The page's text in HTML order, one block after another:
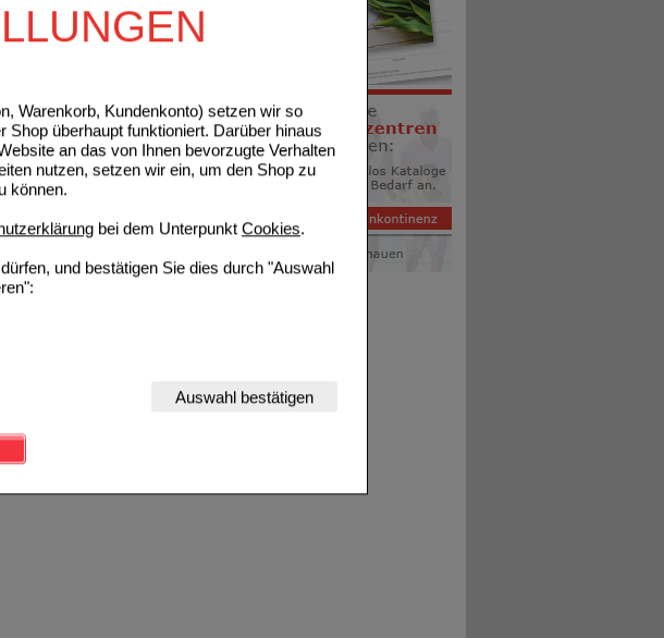
Warenkorb, Kundenkonto) setzen wir so
überhaupt funktioniert. Darüber hinaus
an das von Ihnen bevorzugte Verhalten
nutzen, setzen wir ein, um den Shop zu
können.
bei dem Unterpunkt Cookies.
und bestätigen Sie dies durch "Auswahl
Grundfunktionen unserer Website
auf diese nicht verzichtet werden kann.
ansprechender zu gestalten,
Seite an bevorzugte Verhaltensweisen (z.B.
können, den Inhalt auf unserer Website aber
Bitte beachten Sie, dass Daten hierfür
Auswahl bestätigen